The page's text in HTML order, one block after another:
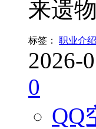
来遗
标签： 职业介绍
2026-
0
QQ